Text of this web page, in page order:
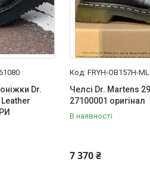
Dr.
FRYH-OB157H-
Челсі Dr. Martens
27100001 оригінал
В наявності
7 370 ₴